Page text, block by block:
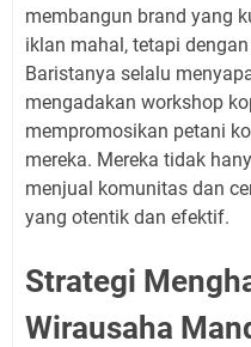
membangun brand yang
iklan mahal, tetapi
Baristanya selalu
mengadakan workshop
mempromosikan petani
mereka. Mereka tidak
menjual komunitas dan
yang otentik dan efektif.
Strategi
Wirausaha